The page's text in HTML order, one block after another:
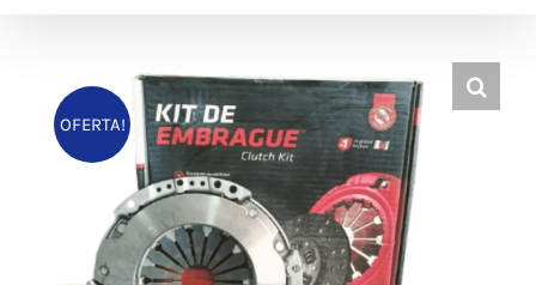
OFERTA!